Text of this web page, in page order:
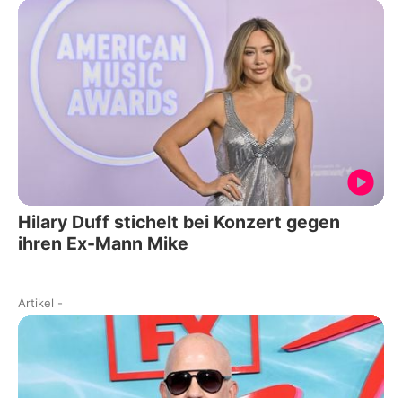
Hilary Duff stichelt bei Konzert gegen
ihren Ex-Mann Mike
Artikel -